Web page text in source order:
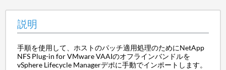
説明
手順を使用して、ホストのパッチ適用処理のためにNetApp
NFS Plug-in for VMware VAAIのオフラインバンドルを
vSphere Lifecycle Managerデポに手動でインポートします。